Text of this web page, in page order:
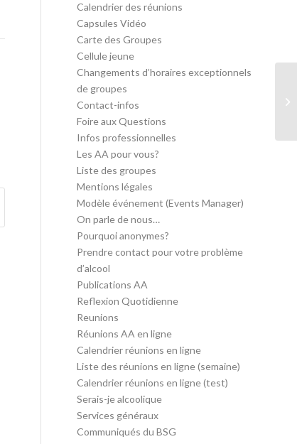
Calendrier des réunions
Capsules Vidéo
Carte des Groupes
Cellule jeune
Changements d’horaires exceptionnels
de groupes
Contact-infos
Foire aux Questions
Infos professionnelles
Les AA pour vous?
Liste des groupes
Mentions légales
Modèle événement (Events Manager)
On parle de nous…
Pourquoi anonymes?
Prendre contact pour votre problème
d’alcool
Publications AA
Reflexion Quotidienne
Reunions
Réunions AA en ligne
Calendrier réunions en ligne
Liste des réunions en ligne (semaine)
Calendrier réunions en ligne (test)
Serais-je alcoolique
Services généraux
Communiqués du BSG